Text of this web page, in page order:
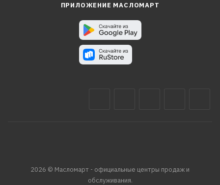
ПРИЛОЖЕНИЕ МАСЛОМАРТ
2026 © Масломарт - официальные центры продаж и
обслуживания.